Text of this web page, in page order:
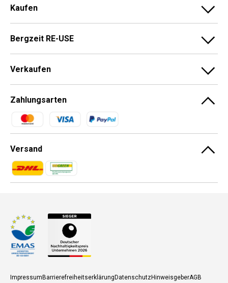
Kaufen
Bergzeit RE-USE
Verkaufen
Zahlungsarten
Zahlungsmethoden
Versand
Zahlungsmethoden
Zahlungsmethoden
ImpressumBarrierefreiheitserklärungDatenschutzHinweisgeberAGB